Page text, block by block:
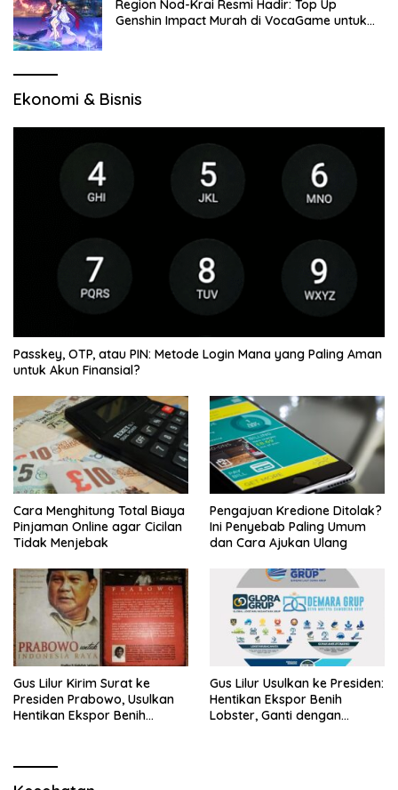
Region Nod-Krai Resmi Hadir: Top Up
Genshin Impact Murah di VocaGame untuk
Ekonomi & Bisnis
Passkey, OTP, atau PIN: Metode Login Mana yang Paling Aman
untuk Akun Finansial?
Cara Menghitung Total Biaya
Pinjaman Online agar Cicilan
Tidak Menjebak
Pengajuan Kredione Ditolak?
Ini Penyebab Paling Umum
dan Cara Ajukan Ulang
Gus Lilur Kirim Surat ke
Presiden Prabowo, Usulkan
Hentikan Ekspor Benih
Gus Lilur Usulkan ke Presiden:
Hentikan Ekspor Benih
Lobster, Ganti dengan